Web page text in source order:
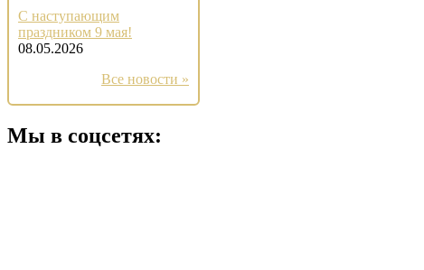
С наступающим
праздником 9 мая!
08.05.2026
Все новости »
Мы в соцсетях: